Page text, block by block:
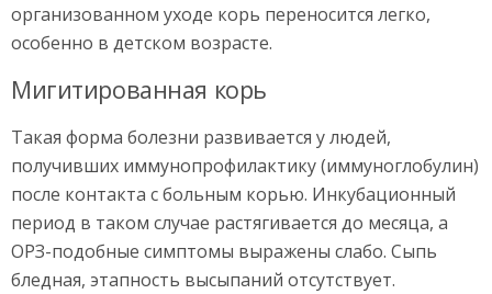
организованном уходе корь переносится легко,
особенно в детском возрасте.
Мигитированная корь
Такая форма болезни развивается у людей,
получивших иммунопрофилактику (иммуноглобулин)
после контакта с больным корью. Инкубационный
период в таком случае растягивается до месяца, а
ОРЗ-подобные симптомы выражены слабо. Сыпь
бледная, этапность высыпаний отсутствует.